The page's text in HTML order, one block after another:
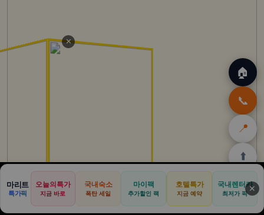
🏠
📞
📍
⬆️
🏠
홈
닷컴
🛡️
여행
보험
🛒
테무
쿠폰
🎁
아마존
할인
✕
마리트
특가픽
오늘의특가
지금 바로
국내숙소
폭탄 세일
마이팩
추가할인 팩
호텔특가
지금 예약
국내렌터카
최저가 픽 ✕